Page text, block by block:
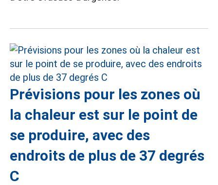
Prévisions pour les zones où
la chaleur est sur le point de
se produire, avec des
endroits de plus de 37 degrés
C